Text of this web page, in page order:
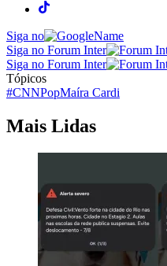
Siga no
Siga no Forum Inter
Siga no Forum Inter
Tópicos
#CNNPopMaíra Cardi
Mais Lidas